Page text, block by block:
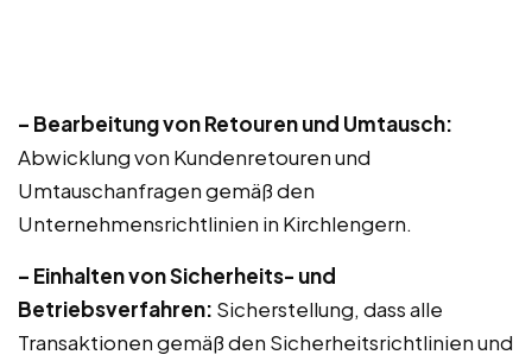
– Bearbeitung von Retouren und Umtausch:
Abwicklung von Kundenretouren und
Umtauschanfragen gemäß den
Unternehmensrichtlinien in Kirchlengern.
– Einhalten von Sicherheits- und
Betriebsverfahren: Sicherstellung, dass alle
Transaktionen gemäß den Sicherheitsrichtlinien und